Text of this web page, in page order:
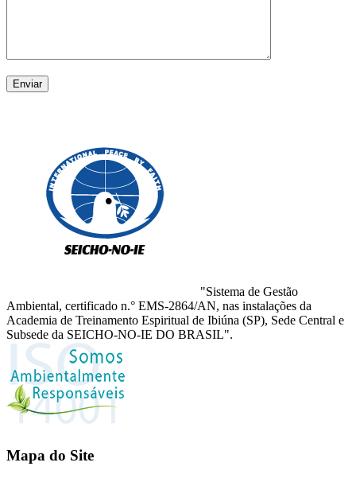
"Sistema de Gestão
Ambiental, certificado n.° EMS-2864/AN, nas instalações da
Academia de Treinamento Espiritual de Ibiúna (SP), Sede Central e
Subsede da SEICHO-NO-IE DO BRASIL".
Mapa do Site